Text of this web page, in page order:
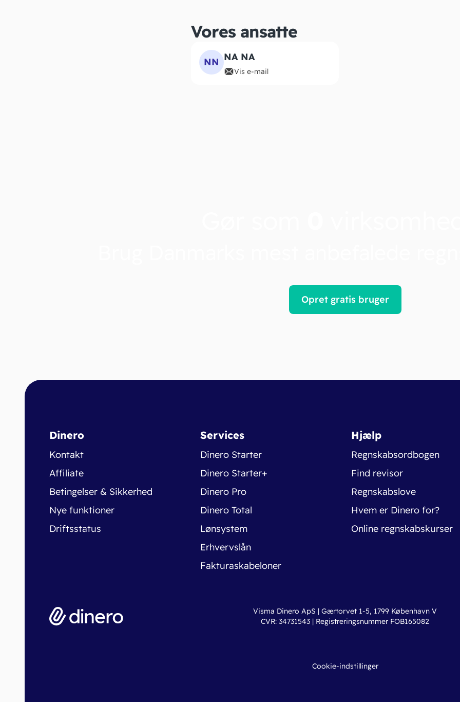
Vores ansatte
NN NA NA
Vis e-mail
Opret gratis bruger
Dinero
Kontakt
Affiliate
Betingelser & Sikkerhed
Nye funktioner
Driftsstatus
Services
Dinero Starter
Dinero Starter+
Dinero Pro
Dinero Total
Lønsystem
Erhvervslån
Fakturaskabeloner
Hjælp
Regnskabsordbogen
Find revisor
Regnskabslove
Hvem er Dinero for?
Online regnskabskurser
Visma Dinero ApS | Gærtorvet 1-5, 1799 København V
CVR: 34731543 | Registreringsnummer FOB165082
Cookie-indstillinger